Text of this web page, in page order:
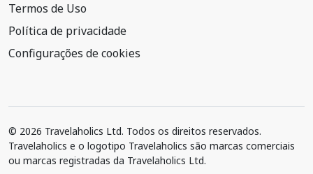
Termos de Uso
Política de privacidade
Configurações de cookies
© 2026 Travelaholics Ltd. Todos os direitos reservados.
Travelaholics e o logotipo Travelaholics são marcas comerciais
ou marcas registradas da Travelaholics Ltd.